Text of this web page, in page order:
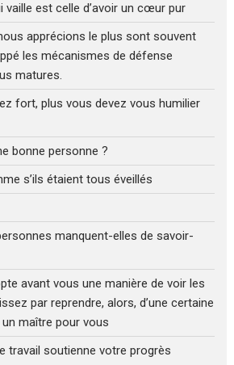
vaille est celle d’avoir un cœur pur
apprécions le plus sont souvent
les mécanismes de défense
matures.
fort, plus vous devez vous humilier
bonne personne ?
s’ils étaient tous éveillés
manquent-elles de savoir-
avant vous une manière de voir les
par reprendre, alors, d’une certaine
maître pour vous
travail soutienne votre progrès